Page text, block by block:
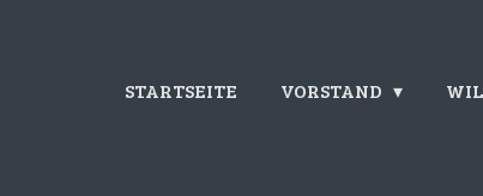
STARTSEITE VORSTAND